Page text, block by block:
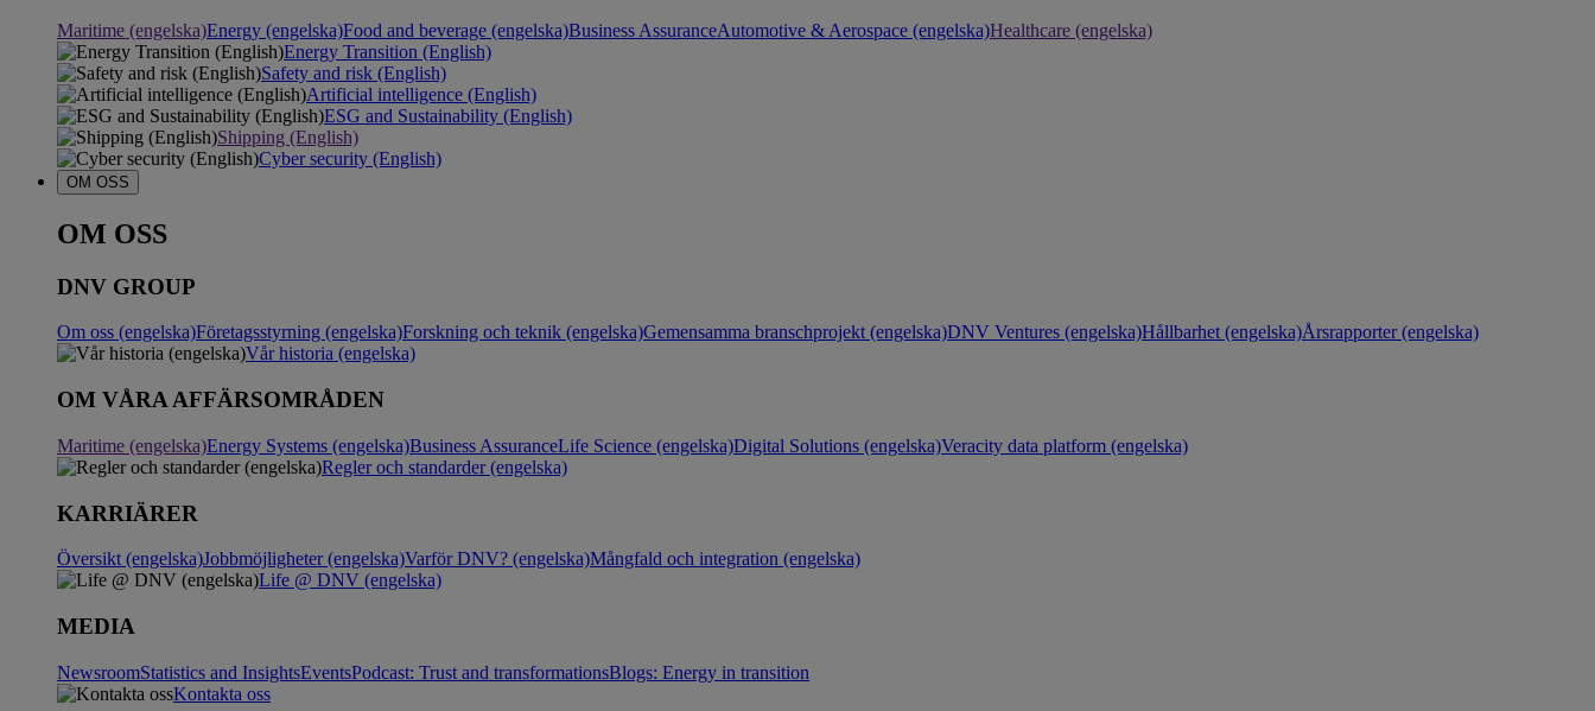
Maritime (engelska)Energy (engelska)Food and beverage (engelska)Business AssuranceAutomotive & Aerospace (engelska)Healthcare (engelska)
Energy Transition (English)
Safety and risk (English)
Artificial intelligence (English)
ESG and Sustainability (English)
Shipping (English)
Cyber security (English)
OM OSS
OM OSS
DNV GROUP
Om oss (engelska)Företagsstyrning (engelska)Forskning och teknik (engelska)Gemensamma branschprojekt (engelska)DNV Ventures (engelska)Hållbarhet (engelska)Årsrapporter (engelska)
Vår historia (engelska)
OM VÅRA AFFÄRSOMRÅDEN
Maritime (engelska)Energy Systems (engelska)Business AssuranceLife Science (engelska)Digital Solutions (engelska)Veracity data platform (engelska)
Regler och standarder (engelska)
KARRIÄRER
Översikt (engelska)Jobbmöjligheter (engelska)Varför DNV? (engelska)Mångfald och integration (engelska)
Life @ DNV (engelska)
MEDIA
NewsroomStatistics and InsightsEventsPodcast: Trust and transformationsBlogs: Energy in transition
Kontakta oss